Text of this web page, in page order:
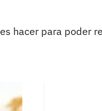
hacer para poder